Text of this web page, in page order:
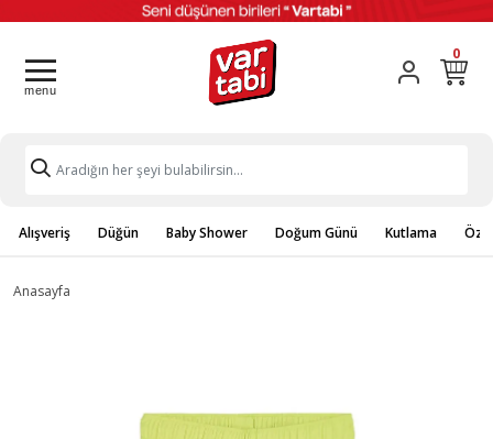
0
Alışveriş Düğün Baby Shower Doğum Günü Kutlama
Anasayfa